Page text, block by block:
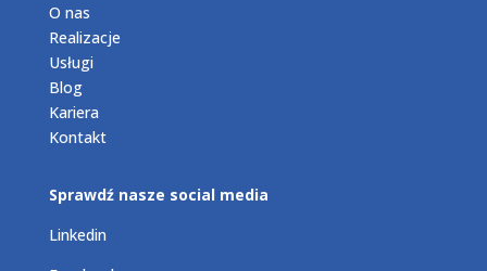
O nas
Realizacje
Usługi
Blog
Kariera
Kontakt
Sprawdź nasze social media
Linkedin